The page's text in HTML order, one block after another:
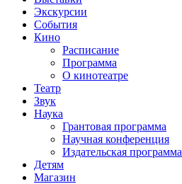
Экскурсии
События
Кино
Расписание
Программа
О кинотеатре
Театр
Звук
Наука
Грантовая программа
Научная конференция
Издательская программа
Детям
Магазин